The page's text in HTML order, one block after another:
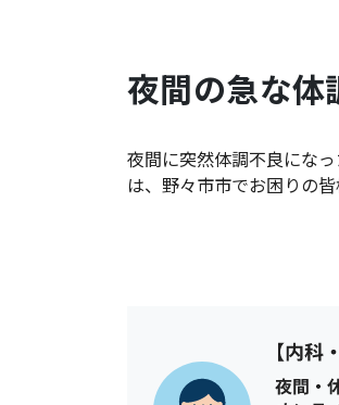
夜間の急な体
夜間に突然体調不良にな
は、 野々市市でお困りの